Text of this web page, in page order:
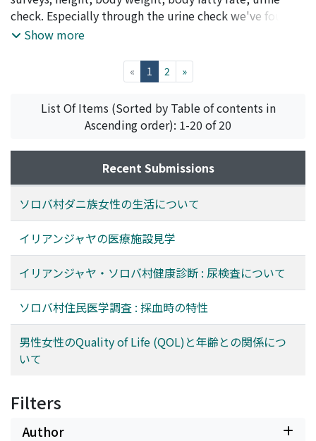
blood.
エ;ナカダ, ヨウコ ;ガルシア, エヴァ
check. Especially through the urine check we've found
two things. First, they eat few animal proteins, that
their usual diet mainly consist of vegetables, but
almost 10% people have high urine proteins. The cause
remains under consideration.
Show more
« 1 (current)
2 »
List Of Items (Sorted by Table of contents in
Ascending order): 1-20 of 20
Recent Submissions
ソロバ村ダニ族女性の生活について
イリアンジャヤの医療施設見学
イリアンジャヤ・ソロバ村健康診断 : 尿検査について
ソロバ村住民医学調査 : 採血時の特性
男性女性のQuality of Life (QOL)と年齢との関係につ
いて
Filters
Author